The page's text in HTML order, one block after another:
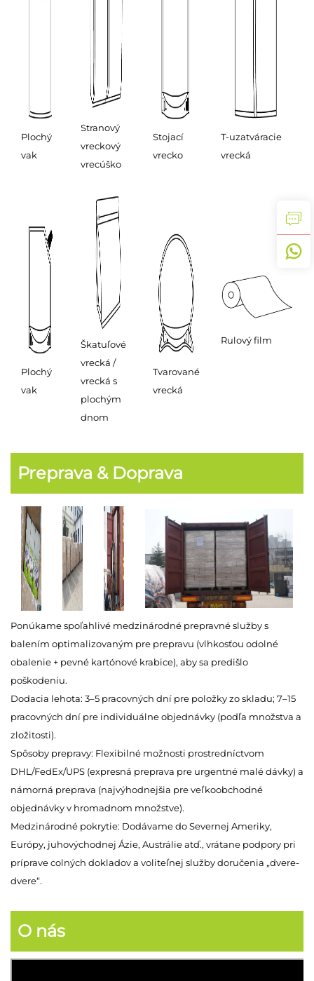
Plochý
vak
Stranový
vreckový
vrecúško
Stojací
vrecko
T-uzatváracie
vrecká
Plochý
vak
Škatuľové
vrecká /
vrecká s
plochým
dnom
Tvarované
vrecká
Rulový film
Preprava & Doprava
Ponúkame spoľahlivé medzinárodné prepravné služby s
balením optimalizovaným pre prepravu (vlhkosťou odolné
obalenie + pevné kartónové krabice), aby sa predišlo
poškodeniu.
Dodacia lehota: 3–5 pracovných dní pre položky zo skladu; 7–15
pracovných dní pre individuálne objednávky (podľa množstva a
zložitosti).
Spôsoby prepravy: Flexibilné možnosti prostredníctvom
DHL/FedEx/UPS (expresná preprava pre urgentné malé dávky) a
námorná preprava (najvýhodnejšia pre veľkoobchodné
objednávky v hromadnom množstve).
Medzinárodné pokrytie: Dodávame do Severnej Ameriky,
Európy, juhovýchodnej Ázie, Austrálie atď., vrátane podpory pri
príprave colných dokladov a voliteľnej služby doručenia „dvere-
dvere“.
O nás